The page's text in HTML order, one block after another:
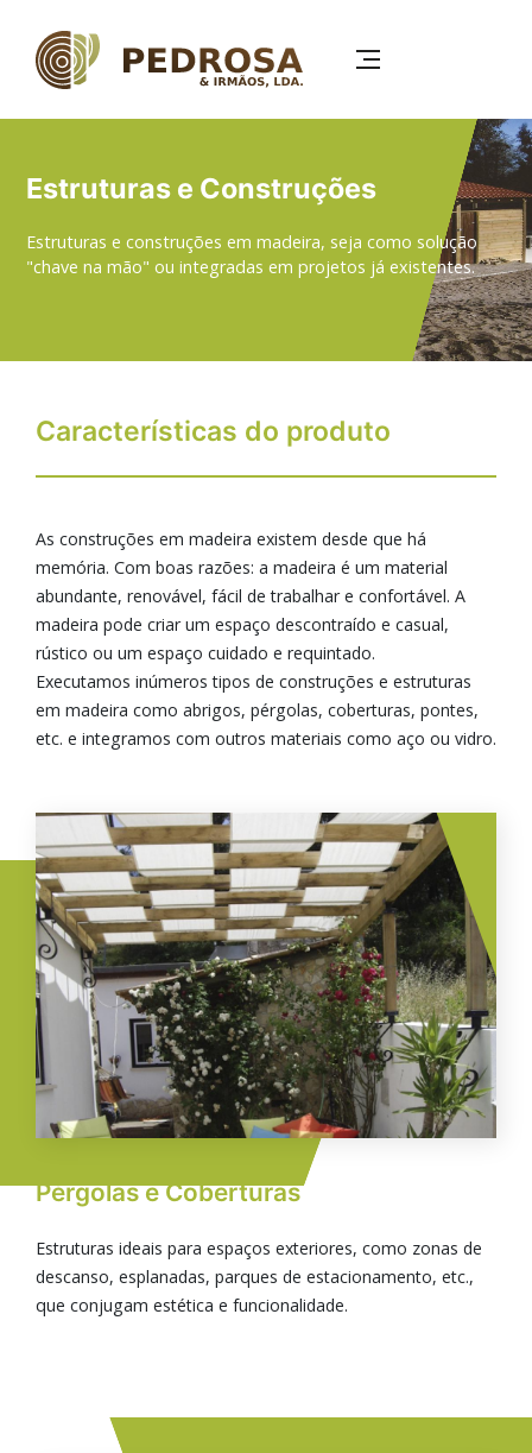
para
Estruturas e Construções
Estruturas e construções em madeira, seja como solução
"chave na mão" ou integradas em projetos já existentes.
Características do produto
As construções em madeira existem desde que há
memória. Com boas razões: a madeira é um material
abundante, renovável, fácil de trabalhar e confortável. A
madeira pode criar um espaço descontraído e casual,
rústico ou um espaço cuidado e requintado.
Executamos inúmeros tipos de construções e estruturas
em madeira como abrigos, pérgolas, coberturas, pontes,
etc. e integramos com outros materiais como aço ou vidro.
Imagem
Pérgolas e Coberturas
Estruturas ideais para espaços exteriores, como zonas de
descanso, esplanadas, parques de estacionamento, etc.,
que conjugam estética e funcionalidade.